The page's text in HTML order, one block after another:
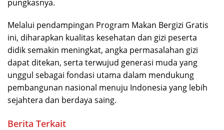
pungkasnya.
Melalui pendampingan Program Makan Bergizi Gratis
ini, diharapkan kualitas kesehatan dan gizi peserta
didik semakin meningkat, angka permasalahan gizi
dapat ditekan, serta terwujud generasi muda yang
unggul sebagai fondasi utama dalam mendukung
pembangunan nasional menuju Indonesia yang lebih
sejahtera dan berdaya saing.
Berita Terkait